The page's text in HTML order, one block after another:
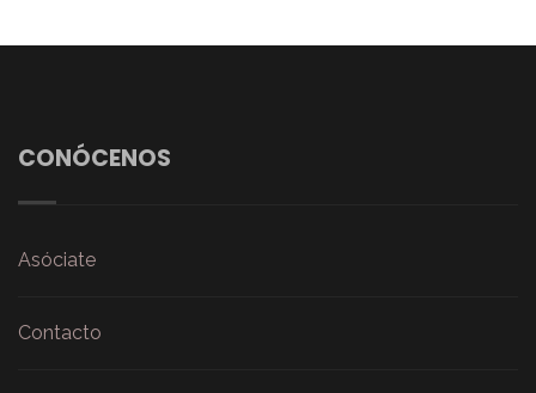
CONÓCENOS
Asóciate
Contacto